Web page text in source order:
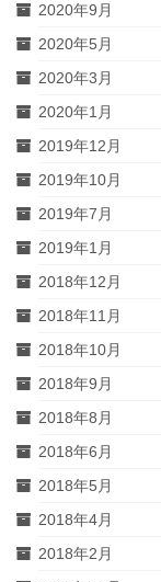
2020年9月
2020年5月
2020年3月
2020年1月
2019年12月
2019年10月
2019年7月
2019年1月
2018年12月
2018年11月
2018年10月
2018年9月
2018年8月
2018年6月
2018年5月
2018年4月
2018年2月